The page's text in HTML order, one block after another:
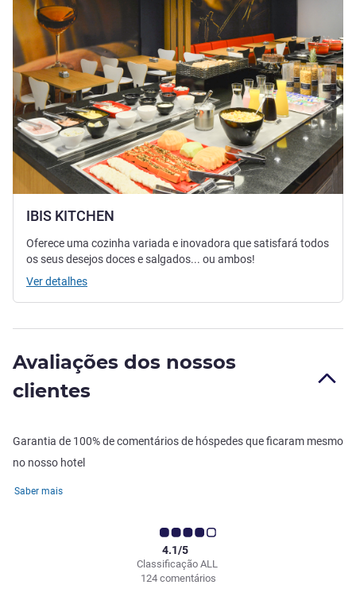
IBIS KITCHEN
Oferece uma cozinha variada e inovadora que satisfará todos
os seus desejos doces e salgados... ou ambos!
Ver detalhes
Avaliações dos nossos
clientes
Garantia de 100% de comentários de hóspedes que ficaram mesmo
no nosso hotel
Saber mais
Classificação ALL
4.1/5
124 comentários